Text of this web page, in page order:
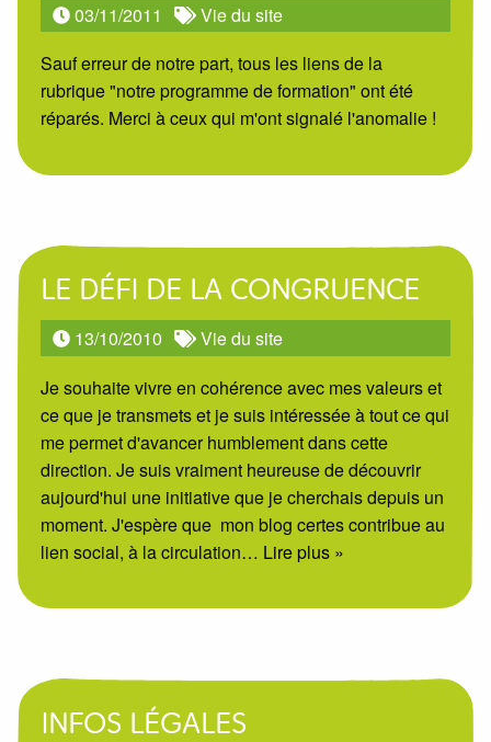
03/11/2011
Vie du site
Sauf erreur de notre part, tous les liens de la
rubrique "notre programme de formation" ont été
réparés. Merci à ceux qui m'ont signalé l'anomalie !
LE DÉFI DE LA CONGRUENCE
13/10/2010
Vie du site
Je souhaite vivre en cohérence avec mes valeurs et
ce que je transmets et je suis intéressée à tout ce qui
me permet d'avancer humblement dans cette
direction. Je suis vraiment heureuse de découvrir
aujourd'hui une initiative que je cherchais depuis un
moment. J'espère que mon blog certes contribue au
lien social, à la circulation… Lire plus »
INFOS LÉGALES